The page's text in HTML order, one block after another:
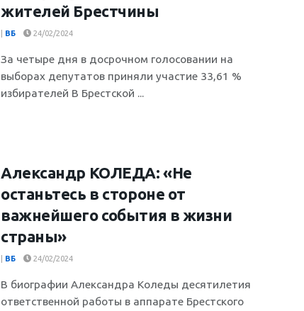
жителей Брестчины
ВБ 24/02/2024
За четыре дня в досрочном голосовании на
выборах депутатов приняли участие 33,61 %
избирателей В Брестской ...
Александр КОЛЕДА: «Не
останьтесь в стороне от
важнейшего события в жизни
страны»
ВБ 24/02/2024
В биографии Александра Коледы десятилетия
ответственной работы в аппарате Брестского